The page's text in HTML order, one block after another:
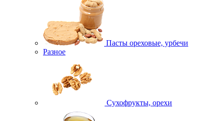
Пасты ореховые, урбечи
Разное
Сухофрукты, орехи